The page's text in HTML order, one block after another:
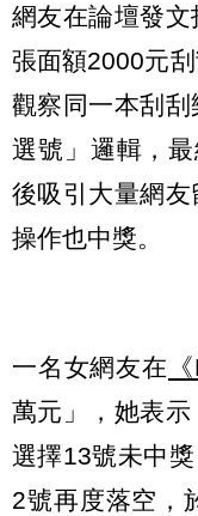
網友在論壇發
張面額2000元
觀察同一本刮
選號」邏輯，
後吸引大量網
操作也中獎。
一名女網友在
萬元」，她表
選擇13號未中
2號再度落空，